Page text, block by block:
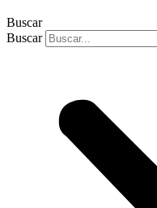
Buscar
Buscar